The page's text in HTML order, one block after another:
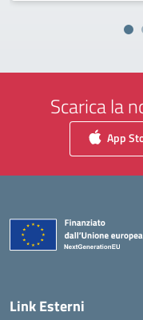
Scarica la
App
Link Esterni